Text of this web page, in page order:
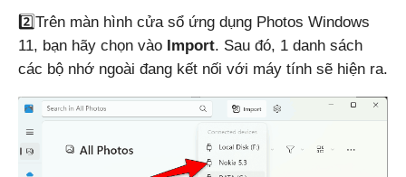
2️⃣Trên màn hình cửa sổ ứng dụng Photos Windows
11, bạn hãy chọn vào Import. Sau đó, 1 danh sách
các bộ nhớ ngoài đang kết nối với máy tính sẽ hiện ra.